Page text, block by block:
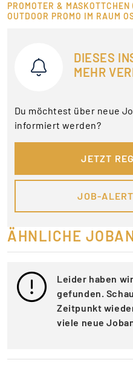
PROMOTER &
OUTDOOR PROMO IM RAUM
DIESES
MEHR
Du möchtest über neue
informiert werden?
JETZT
JOB-
ÄHNLICHE
Leider haben
gefunden.
Zeitpunkt
viele neue